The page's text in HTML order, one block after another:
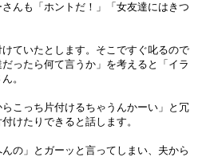
んも「ホントだ！」「女友達にはきつ
ていたとします。そこですぐ叱るので
ったら何て言うか」を考えると「イラ
。
らこっち片付けるちゃうんかーい」と冗
けたりできると話します。
の」とガーッと言ってしまい、夫から